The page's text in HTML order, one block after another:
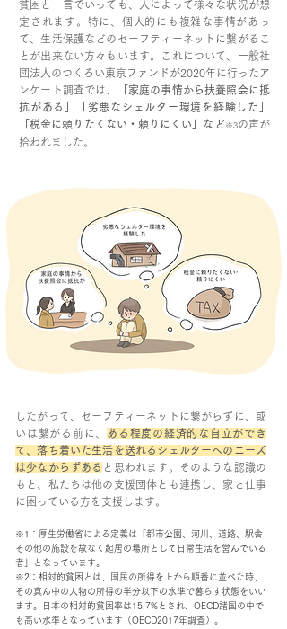
貧困と一言でいっても、人によって様々な状況が想
定されます。特に、個人的にも複雑な事情があっ
て、生活保護などのセーフティーネットに繋がるこ
とが出来ない方々もいます。これについて、一般社
団法人のつくろい東京ファンドが2020年に行ったア
ンケート調査では、
「家庭の事情から扶養照会に抵
抗がある」「劣悪なシェルター環境を経験した」
「税金に頼りたくない・頼りにくい」など ※3の声が
拾われました。
したがって、セーフティーネットに繋がらずに、或
いは繋がる前に、 ある程度の経済的な自立ができ
て、落ち着いた生活を送れるシェルターへのニーズ
は少なからずある と思われます。そのような認識の
もと、私たちは他の支援団体とも連携し、家と仕事
に困っている方を支援します。
※1：厚生労働省による定義は「都市公園、河川、道路、駅舎
その他の施設を故なく起居の場所として日常生活を営んでいる
者」となっています。
※2：相対的貧困とは、国民の所得を上から順番に並べた時、
その真ん中の人物の所得の半分以下の水準で暮らす状態をいい
ます。日本の相対的貧困率は15.7%とされ、OECD諸国の中で
も高い水準となっています（OECD2017年調査）。